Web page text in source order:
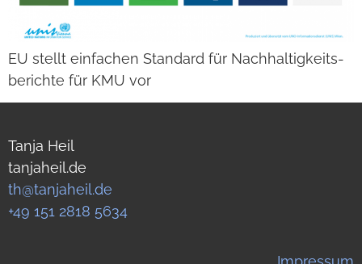
EU stellt ein­fa­chen Stan­dard für Nach­hal­tig­keits­
be­richte für KMU vor
Tanja Heil
tanjaheil.de
th@tanjaheil.de
+49 151 2818 5634